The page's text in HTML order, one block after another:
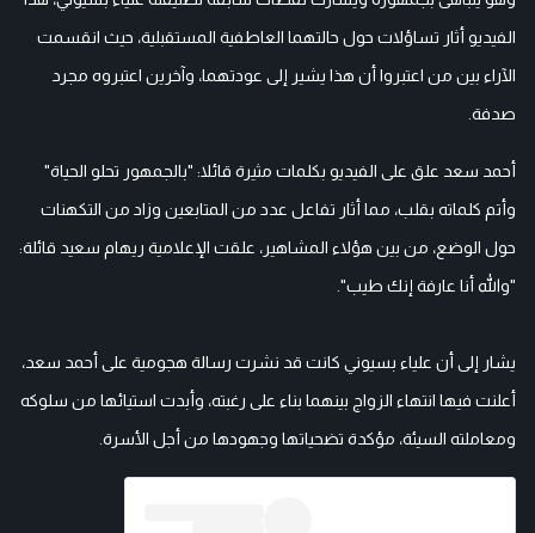
الفيديو أثار تساؤلات حول حالتهما العاطفية المستقبلية، حيث انقسمت
الآراء بين من اعتبروا أن هذا يشير إلى عودتهما، وآخرين اعتبروه مجرد
صدفة.
أحمد سعد علق على الفيديو بكلمات مثيرة قائلا: "بالجمهور تحلو الحياة"
وأتم كلماته بقلب، مما أثار تفاعل عدد من المتابعين وزاد من التكهنات
حول الوضع، من بين هؤلاء المشاهير، علقت الإعلامية ريهام سعيد قائلة:
"والله أنا عارفة إنك طيب".
يشار إلى أن علياء بسيوني كانت قد نشرت رسالة هجومية على أحمد سعد،
أعلنت فيها انتهاء الزواج بينهما بناء على رغبته، وأبدت استيائها من سلوكه
ومعاملته السيئة، مؤكدة تضحياتها وجهودها من أجل الأسرة.